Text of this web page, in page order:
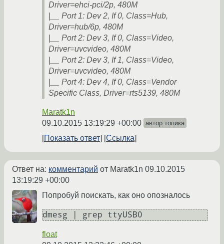
Driver=ehci-pci/2p, 480M
|__ Port 1: Dev 2, If 0, Class=Hub,
Driver=hub/6p, 480M
|__ Port 2: Dev 3, If 0, Class=Video,
Driver=uvcvideo, 480M
|__ Port 2: Dev 3, If 1, Class=Video,
Driver=uvcvideo, 480M
|__ Port 4: Dev 4, If 0, Class=Vendor
Specific Class, Driver=rts5139, 480M
Maratk1n
09.10.2015 13:19:29 +00:00 автор топика
Показать ответ Ссылка
Ответ на: комментарий от Maratk1n 09.10.2015
13:19:29 +00:00
Попробуй поискать, как оно опозналось
float